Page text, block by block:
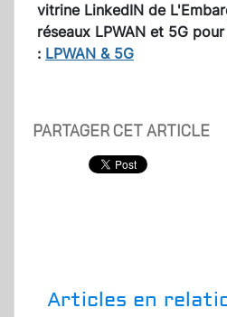
vitrine LinkedIN de
réseaux LPWAN et 5G
: LPWAN & 5G
PARTAGER CET ARTICLE
Articles en